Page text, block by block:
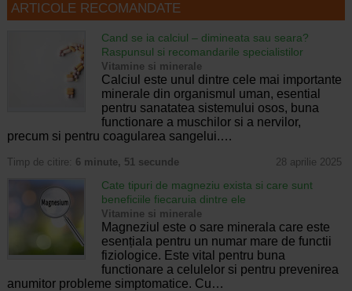
ARTICOLE RECOMANDATE
Cand se ia calciul – dimineata sau seara?
Raspunsul si recomandarile specialistilor
Vitamine si minerale
Calciul este unul dintre cele mai importante
minerale din organismul uman, esential
pentru sanatatea sistemului osos, buna
functionare a muschilor si a nervilor,
precum si pentru coagularea sangelui.…
Timp de citire: 6 minute, 51 secunde 28 aprilie 2025
Cate tipuri de magneziu exista si care sunt
beneficiile fiecaruia dintre ele
Vitamine si minerale
Magneziul este o sare minerala care este
esențiala pentru un numar mare de functii
fiziologice. Este vital pentru buna
functionare a celulelor si pentru prevenirea
anumitor probleme simptomatice. Cu…